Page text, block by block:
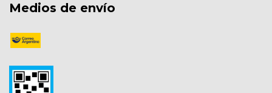
Medios de envío